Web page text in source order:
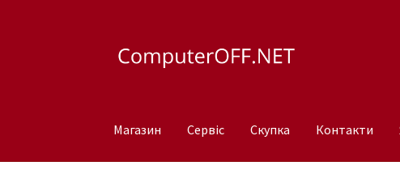
до
до
Магазин Сервіс Скупка Контакти